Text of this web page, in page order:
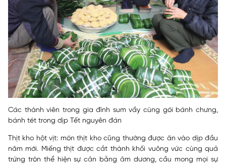
Các thành viên trong gia đình sum vầy cùng gói bánh chưng,
bánh tét trong dịp Tết nguyên đán
Thịt kho hột vịt: món thịt kho cũng thường được ăn vào dịp đầu
năm mới. Miếng thịt được cắt thành khối vuông vức cùng quả
trứng tròn thể hiện sự cân bằng âm dương, cầu mong mọi sự